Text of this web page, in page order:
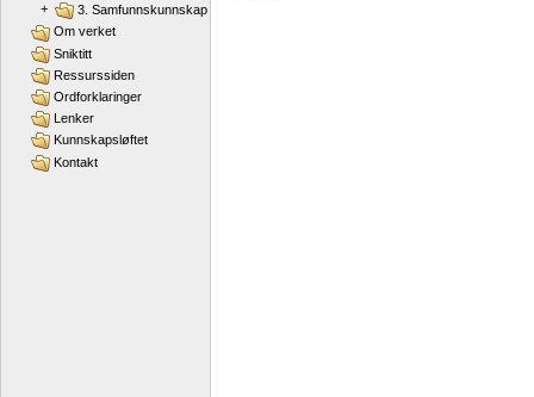
+
3. Samfunnskunnskap
Om verket
Sniktitt
Ressurssiden
Ordforklaringer
Lenker
Kunnskapsløftet
Kontakt